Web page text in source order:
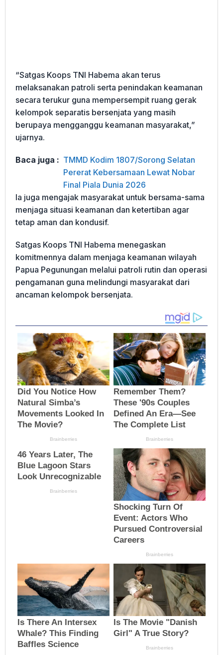
“Satgas Koops TNI Habema akan terus
melaksanakan patroli serta penindakan keamanan
secara terukur guna mempersempit ruang gerak
kelompok separatis bersenjata yang masih
berupaya mengganggu keamanan masyarakat,”
ujarnya.
Baca juga : TMMD Kodim 1807/Sorong Selatan
Pererat Kebersamaan Lewat Nobar
Final Piala Dunia 2026
Ia juga mengajak masyarakat untuk bersama-sama
menjaga situasi keamanan dan ketertiban agar
tetap aman dan kondusif.
Satgas Koops TNI Habema menegaskan
komitmennya dalam menjaga keamanan wilayah
Papua Pegunungan melalui patroli rutin dan operasi
pengamanan guna melindungi masyarakat dari
ancaman kelompok bersenjata.